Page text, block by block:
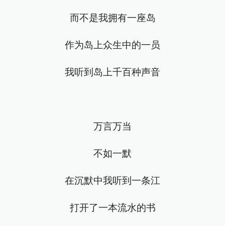
而不是我拥有一座岛
作为岛上众生中的一员
我听到岛上千百种声音
万言万当
不如一默
在沉默中我听到一条江
打开了一本流水的书